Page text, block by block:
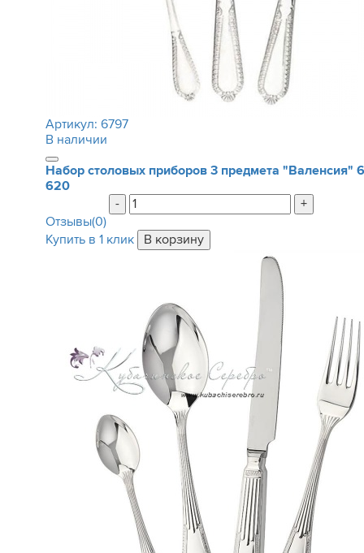
Артикул: 6797
В наличии
Набор столовых приборов 3 предмета "Валенсия"
620
-
+
Отзывы(0)
Купить в 1 клик